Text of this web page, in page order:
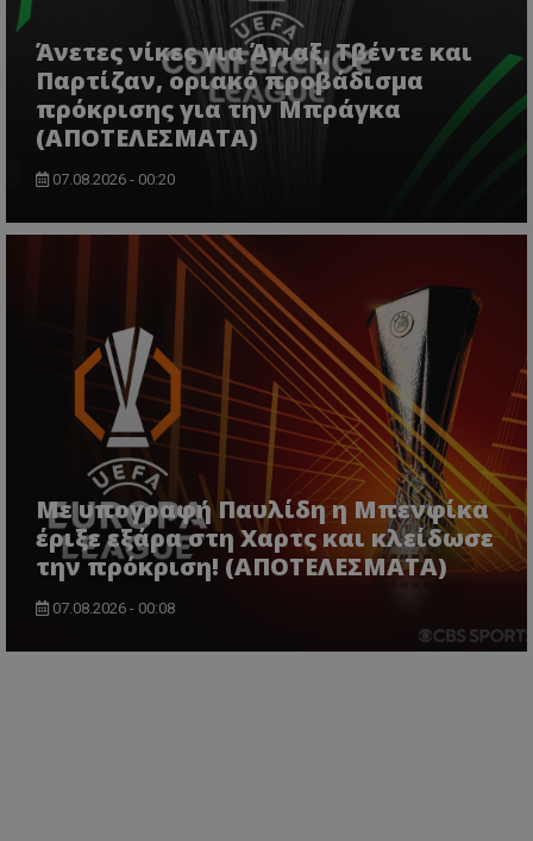
Άνετες νίκες για Άγιαξ, Τβέντε και
Παρτίζαν, οριακό προβάδισμα
πρόκρισης για την Μπράγκα
(ΑΠΟΤΕΛΕΣΜΑΤΑ)
07.08.2026 - 00:20
Με υπογραφή Παυλίδη η Μπενφίκα
έριξε εξάρα στη Χαρτς και κλείδωσε
την πρόκριση! (ΑΠΟΤΕΛΕΣΜΑΤΑ)
07.08.2026 - 00:08